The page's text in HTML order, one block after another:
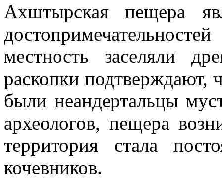
Ахштырская пещера
местность заселяли
раскопки подтверждают,
были неандертальцы
археологов, пещера
территория стала
кочевников.